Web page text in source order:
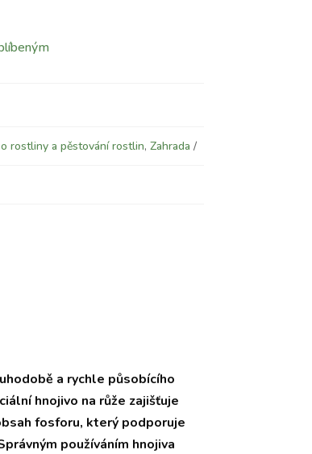
rostliny a pěstování rostlin, Zahrada
a rychle působícího
hnojivo na růže zajišťuje
fosforu, který podporuje
používáním hnojiva